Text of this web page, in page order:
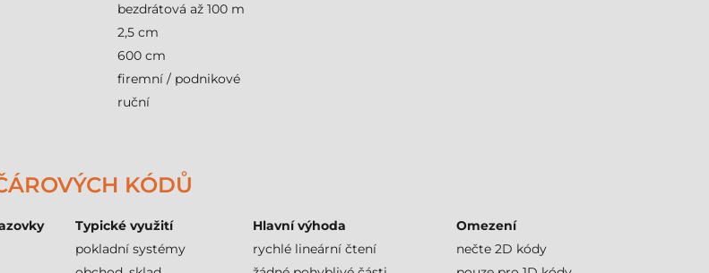
bezdrátová až 100 m
2,5 cm
600 cm
firemní / podnikové
ruční
KÓDŮ
Typické využití Hlavní výhoda
Omezení
pokladní systémy rychlé lineární čtení
nečte 2D kódy